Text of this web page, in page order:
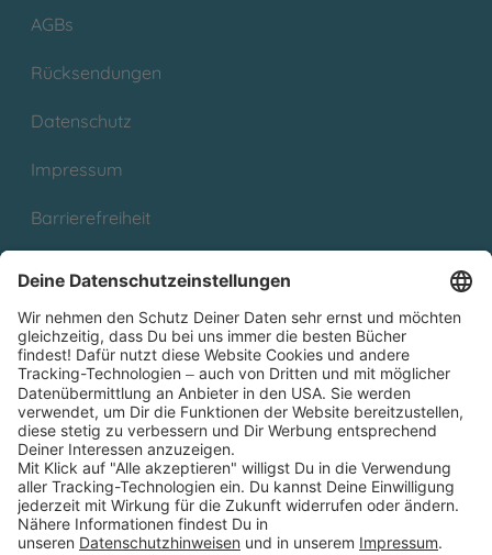
AGBs
Rücksendungen
Datenschutz
Impressum
Barrierefreiheit
Partnerprogramm (Affiliate)
Folge uns auf
* Versandkostenfrei ab 9,00 € Bestellwert innerhalb
Deutschlands